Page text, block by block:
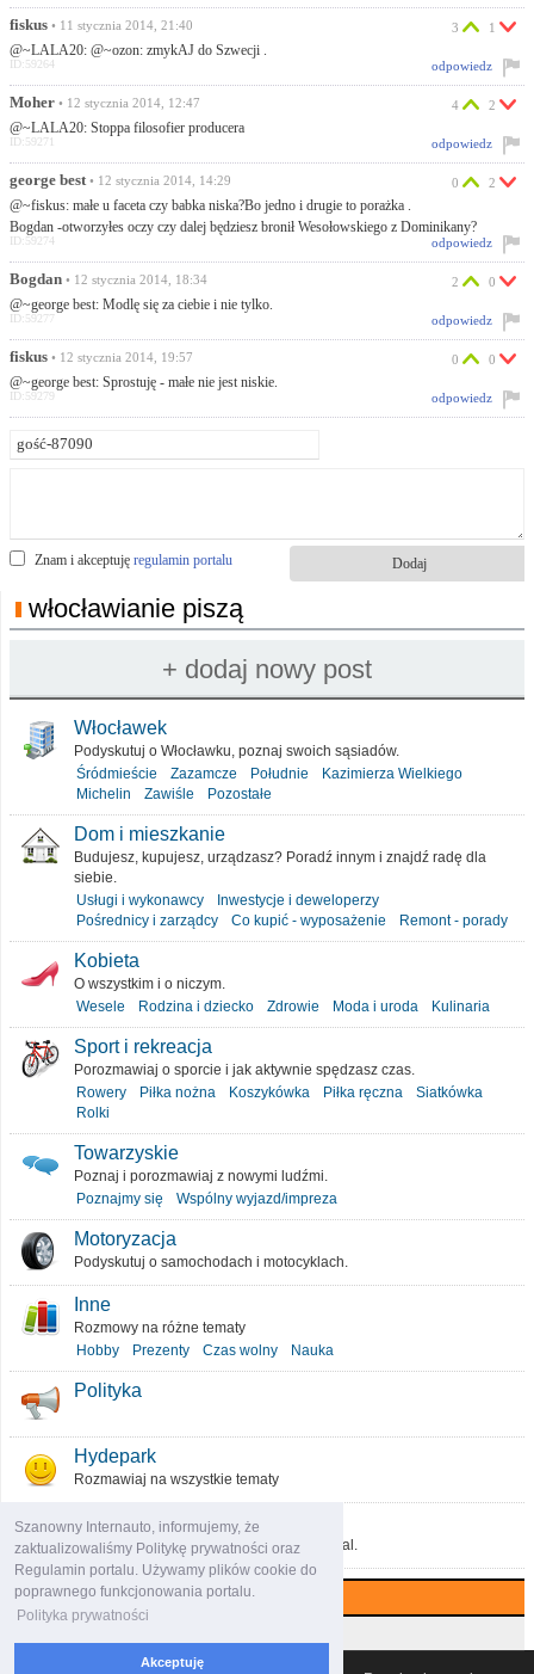
Szanowny Internauto, informujemy, że
zaktualizowaliśmy Politykę prywatności oraz
Regulamin portalu. Używamy plików cookie do
poprawnego funkcjonowania portalu.
Polityka prywatności
Akceptuję
fiskus • 11 stycznia 2014, 21:40
@~LALA20: @~ozon: zmykAJ do Szwecji .
3 1
odpowiedz
ID:59264
Moher • 12 stycznia 2014, 12:47
@~LALA20: Stoppa filosofier producera
4 2
odpowiedz
ID:59271
george best • 12 stycznia 2014, 14:29
@~fiskus: małe u faceta czy babka niska?Bo jedno i drugie to porażka .
Bogdan -otworzyłes oczy czy dalej będziesz bronił Wesołowskiego z Dominikany?
0 2
odpowiedz
ID:59274
Bogdan • 12 stycznia 2014, 18:34
@~george best: Modlę się za ciebie i nie tylko.
2 0
odpowiedz
ID:59277
fiskus • 12 stycznia 2014, 19:57
@~george best: Sprostuję - małe nie jest niskie.
0 0
odpowiedz
ID:59279
Znam i akceptuję regulamin portalu
włocławianie piszą
Włocławek
Podyskutuj o Włocławku, poznaj swoich sąsiadów.
Śródmieście
Zazamcze Południe
Kazimierza Wielkiego
Michelin
Zawiśle Pozostałe
Dom i mieszkanie
Budujesz, kupujesz, urządzasz? Poradź innym i znajdź radę dla
siebie.
Usługi i wykonawcy
Inwestycje i deweloperzy
Pośrednicy i zarządcy
Co kupić - wyposażenie Remont - porady
Kobieta
O wszystkim i o niczym.
Wesele
Rodzina i dziecko Zdrowie Moda i uroda Kulinaria
Sport i rekreacja
Porozmawiaj o sporcie i jak aktywnie spędzasz czas.
Rowery
Piłka nożna Koszykówka Piłka ręczna
Siatkówka
Rolki
Towarzyskie
Poznaj i porozmawiaj z nowymi ludźmi.
Poznajmy się
Wspólny wyjazd/impreza
Motoryzacja
Podyskutuj o samochodach i motocyklach.
Inne
Rozmowy na różne tematy
Hobby
Prezenty Czas wolny Nauka
Polityka
Hydepark
Rozmawiaj na wszystkie tematy
O portalu
Podziel się pomysłami, które ulepszą portal.
Najczęściej komentowane (7 dni)